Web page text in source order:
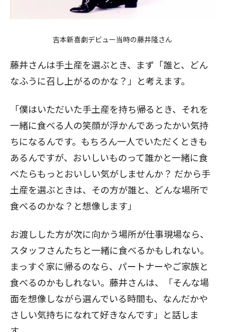
吉本新喜劇デビュー当時の藤井隆さん
藤井さんは手土産を選ぶとき、まず「誰と、どん
なふうに召し上がるのかな？」と考えます。
「僕はいただいた手土産を持ち帰るとき、それを
一緒に食べる人の笑顔が浮かんであったかい気持
ちになるんです。もちろん一人でいただくときも
あるんですが、おいしいものって誰かと一緒に食
べたらもっとおいしい気がしませんか？ だから手
土産を選ぶときは、その方が誰と、どんな場所で
食べるのかな？と想像します」
お渡しした方が次に向かう場所が仕事現場なら、
スタッフさんたちと一緒に食べるかもしれない。
まっすぐ家に帰るのなら、パートナーやご家族と
食べるのかもしれない。藤井さんは、「そんな場
面を想像しながら選んでいる時間も、なんだかや
さしい気持ちになれて好きなんです」と話しま